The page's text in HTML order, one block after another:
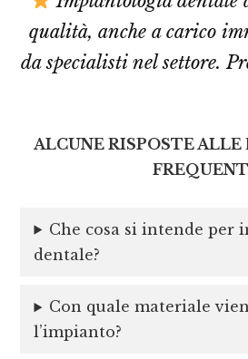
qualità, anche a carico
da specialisti nel settore.
ALCUNE RISPOSTE ALLE
Che cosa si intende per
dentale?
Con quale materiale
l’impianto?